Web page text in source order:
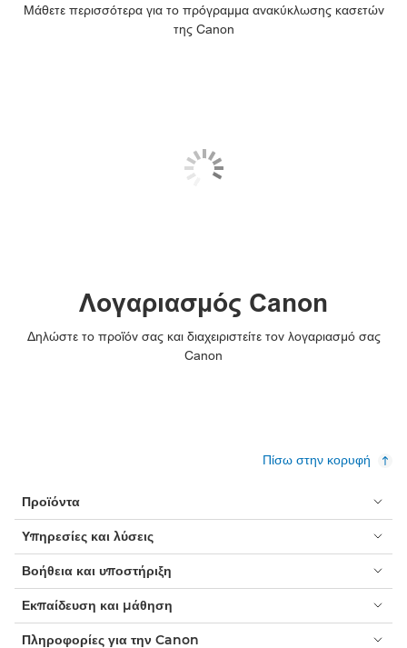
Μάθετε περισσότερα για το πρόγραμμα ανακύκλωσης κασετών
της Canon
Λογαριασμός Canon
Δηλώστε το προϊόν σας και διαχειριστείτε τον λογαριασμό σας
Canon
Πίσω στην κορυφή
Προϊόντα
Υπηρεσίες και λύσεις
Βοήθεια και υποστήριξη
Εκπαίδευση και μάθηση
Πληροφορίες για την Canon